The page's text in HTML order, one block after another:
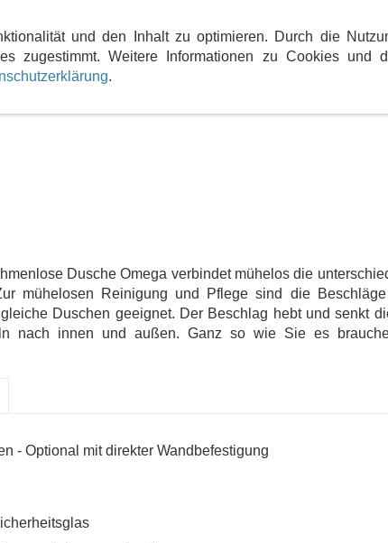
Dusche Omega verbindet mühelos die
mühelosen Reinigung und Pflege sind die
Duschen geeignet. Der Beschlag hebt und senkt
nach innen und außen. Ganz so wie Sie es
- Optional mit direkter Wandbefestigung
und den Inhalt zu optimieren. Durch die
zugestimmt. Weitere Informationen zu Cookies und
.